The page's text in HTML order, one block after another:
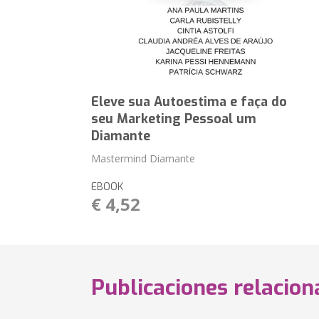
Eleve sua Autoestima e faça do
seu Marketing Pessoal um
Diamante
Mastermind Diamante
EBOOK
€ 4,52
Publicaciones